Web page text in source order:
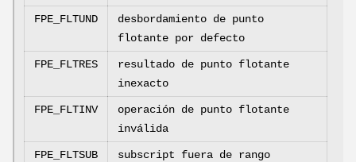
FPE_FLTUND
desbordamiento de punto
flotante por defecto
FPE_FLTRES
resultado de punto flotante
inexacto
FPE_FLTINV
operación de punto flotante
inválida
FPE_FLTSUB subscript fuera de rango